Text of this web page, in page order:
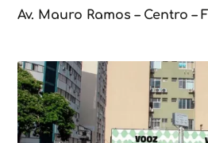
Av. Mauro Ramos – Centro –